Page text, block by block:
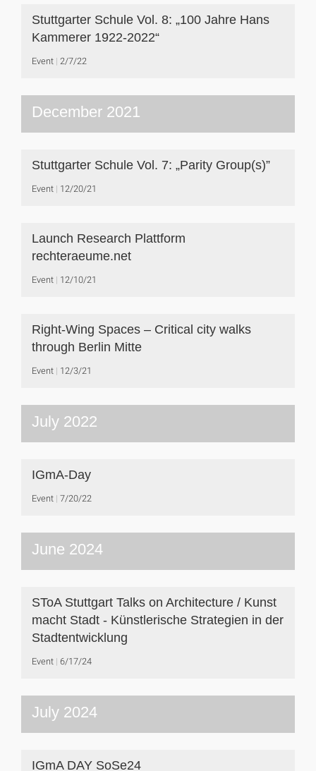
Stuttgarter Schule Vol. 8: „100 Jahre Hans
Kammerer 1922-2022“
Event 2/7/22
December 2021
Stuttgarter Schule Vol. 7: „Parity Group(s)”
Event 12/20/21
Launch Research Plattform
rechteraeume.net
Event 12/10/21
Right-Wing Spaces – Critical city walks
through Berlin Mitte
Event 12/3/21
July 2022
IGmA-Day
Event 7/20/22
June 2024
SToA Stuttgart Talks on Architecture / Kunst
macht Stadt - Künstlerische Strategien in der
Stadtentwicklung
Event 6/17/24
July 2024
IGmA DAY SoSe24